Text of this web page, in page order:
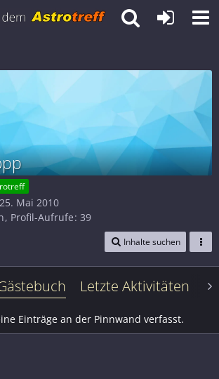
Mai 2010
Profil-Aufrufe 39
Inhalte suchen
Letzte Aktivitäten
Einträge an der Pinnwand verfasst.